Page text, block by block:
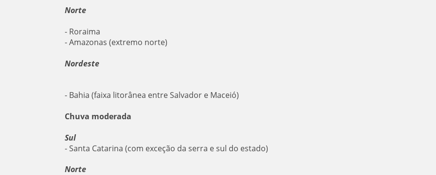
Norte
- Roraima
- Amazonas (extremo norte)
Nordeste
- Bahia (faixa litorânea entre Salvador e Maceió)
Chuva moderada
Sul
- Santa Catarina (com exceção da serra e sul do estado)
Norte